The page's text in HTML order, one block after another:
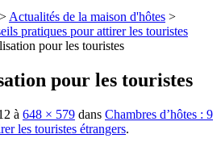
> Actualités de la maison d'hôtes >
pratiques pour attirer les touristes
pour les touristes
pour les touristes
à 648 × 579 dans Chambres d’hôtes : 9
les touristes étrangers.